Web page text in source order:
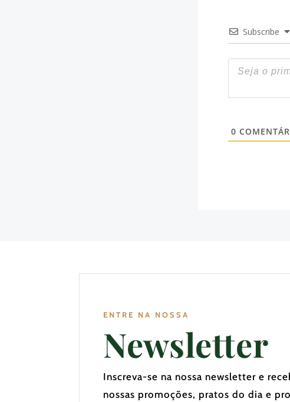
Subscribe
0
ENTRE NA NOSSA
Newsletter
Inscreva-se na nossa newsletter e
nossas promoções, pratos do dia e